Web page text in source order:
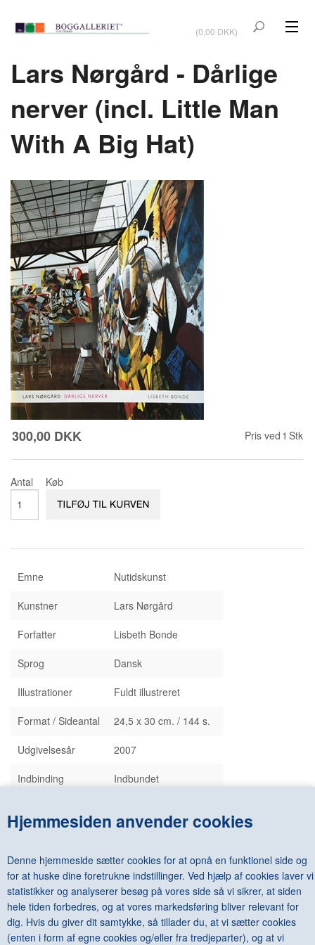
Hjemmesiden anvender cookies
Denne hjemmeside sætter cookies for at opnå en funktionel side og
for at huske dine foretrukne indstillinger. Ved hjælp af cookies laver vi
statistikker og analyserer besøg på vores side så vi sikrer, at siden
hele tiden forbedres, og at vores markedsføring bliver relevant for
dig. Hvis du giver dit samtykke, så tillader du, at vi sætter cookies
(enten i form af egne cookies og/eller fra tredjeparter), og at vi
(0,00 DKK)
KUNST
KUNSTKORT
BØGER OM KUNSTNERE
TILBUD
Vis kurv (0,00 DKK)
OUTLET UDSTILLINGER
NYHEDER OM BOGGALLERIET
KONTAKT & ÅBNINSTIDER NYHEDSBREV
UDVIDET SØGNING Salgsbetingelser
Lars Nørgård - Dårlige
nerver (incl. Little Man
With A Big Hat)
300,00 DKK Pris ved 1 Stk
Antal Køb
Emne Nutidskunst
Kunstner Lars Nørgård
Forfatter Lisbeth Bonde
Sprog Dansk
Illustrationer Fuldt illustreret
Format / Sideantal 24,5 x 30 cm. / 144 s.
Udgivelsesår 2007
Indbinding Indbundet
Lev. 3-5 dage
Udstillingskatalog fra udstilling af samme navn oktober -
december 2007 på Horsens Kunstmuseum.
Katalogets tekst er forfattet af kunstkritiker Lisbeth Bonde.
Ved køb af denne bog medfølger bogenLittle Man with a Big